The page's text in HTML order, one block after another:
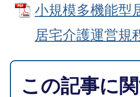
小規模多機能型
居宅介護運営規
この記事に